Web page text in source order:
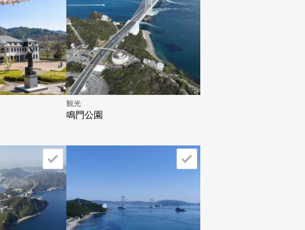
観光
鳴門公園